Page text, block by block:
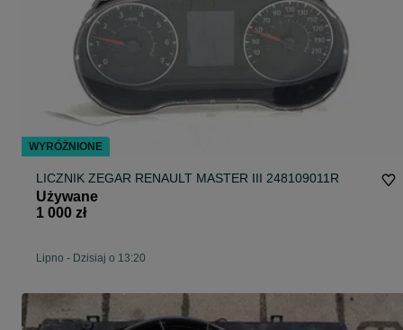
LICZNIK ZEGAR RENAULT MASTER III 248109011R
Używane
1 000 zł
Lipno - Dzisiaj o 13:20
WYRÓŻNIONE